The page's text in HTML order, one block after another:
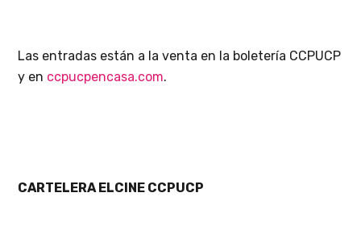
Las entradas están a la venta en la boletería CCPUCP
y en ccpucpencasa.com.
CARTELERA ELCINE CCPUCP